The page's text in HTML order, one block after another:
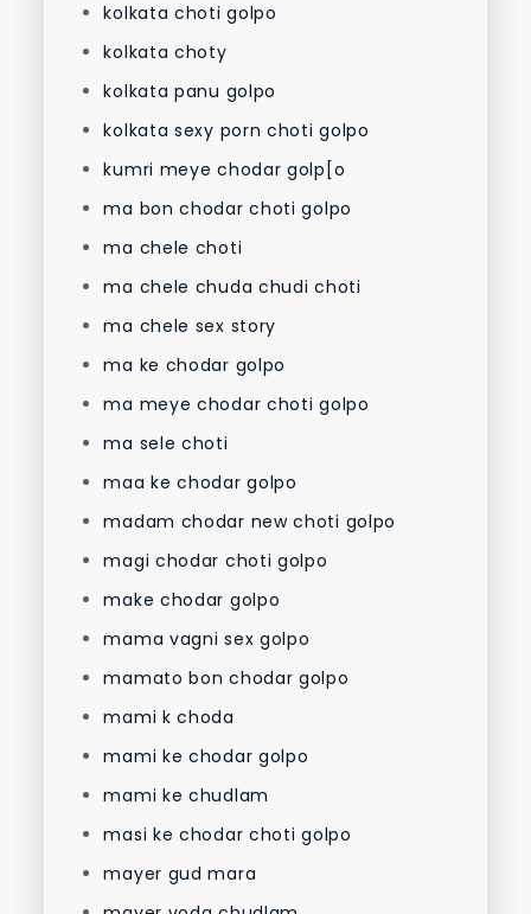
kolkata choti golpo
kolkata choty
kolkata panu golpo
kolkata sexy porn choti golpo
kumri meye chodar golp[o
ma bon chodar choti golpo
ma chele choti
ma chele chuda chudi choti
ma chele sex story
ma ke chodar golpo
ma meye chodar choti golpo
ma sele choti
maa ke chodar golpo
madam chodar new choti golpo
magi chodar choti golpo
make chodar golpo
mama vagni sex golpo
mamato bon chodar golpo
mami k choda
mami ke chodar golpo
mami ke chudlam
masi ke chodar choti golpo
mayer gud mara